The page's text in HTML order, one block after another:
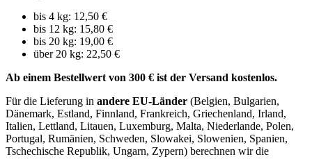
bis 4 kg: 12,50 €
bis 12 kg: 15,80 €
bis 20 kg: 19,00 €
über 20 kg: 22,50 €
Ab einem Bestellwert von 300 € ist der Versand kostenlos.
Für die Lieferung in andere EU-Länder (Belgien, Bulgarien,
Dänemark, Estland, Finnland, Frankreich, Griechenland, Irland,
Italien, Lettland, Litauen, Luxemburg, Malta, Niederlande, Polen,
Portugal, Rumänien, Schweden, Slowakei, Slowenien, Spanien,
Tschechische Republik, Ungarn, Zypern) berechnen wir die